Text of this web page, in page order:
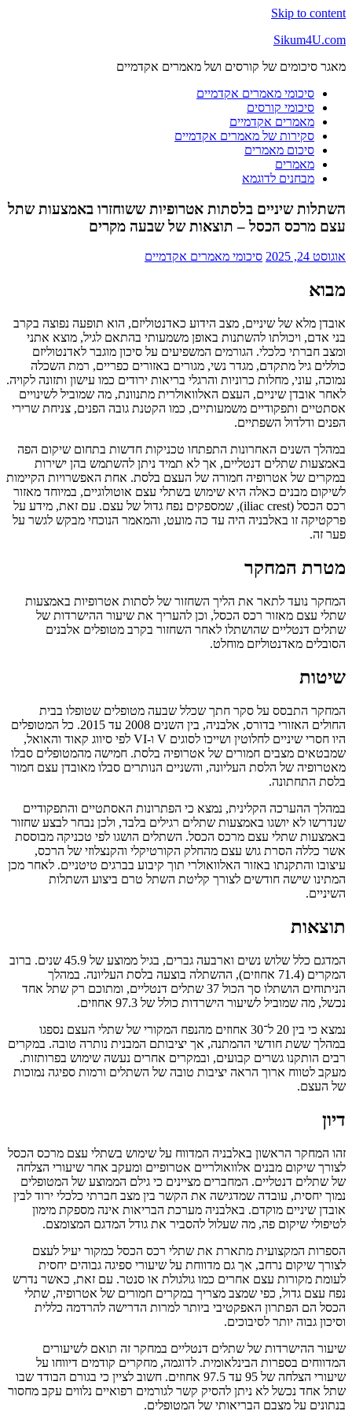
Skip to content
Sikum4U.com
מאגר סיכומים של קורסים ושל מאמרים אקדמיים
סיכומי מאמרים אקדמיים
סיכומי קורסים
מאמרים אקדמיים
סקירות של מאמרים אקדמיים
סיכום מאמרים
מאמרים
מבחנים לדוגמא
השתלות שיניים בלסתות אטרופיות ששוחזרו באמצעות שתל
עצם מרכס הכסל – תוצאות של שבעה מקרים
אוגוסט 24, 2025 סיכומי מאמרים אקדמיים
מבוא
אובדן מלא של שיניים, מצב הידוע כאדנטוליזם, הוא תופעה נפוצה בקרב
בני אדם, ויכולתו להשתנות באופן משמעותי בהתאם לגיל, מוצא אתני
ומצב חברתי כלכלי. הגורמים המשפיעים על סיכון מוגבר לאדנטוליזם
כוללים גיל מתקדם, מגדר נשי, מגורים באזורים כפריים, רמת השכלה
נמוכה, עוני, מחלות כרוניות והרגלי בריאות ירודים כמו עישון ותזונה לקויה.
לאחר אובדן שיניים, העצם האלוואולרית מתנוונת, מה שמוביל לשינויים
אסתטיים ותפקודיים משמעותיים, כמו הקטנת גובה הפנים, צניחת שרירי
הפנים ודלדול השפתיים.
במהלך השנים האחרונות התפתחו טכניקות חדשות בתחום שיקום הפה
באמצעות שתלים דנטליים, אך לא תמיד ניתן להשתמש בהן ישירות
במקרים של אטרופיה חמורה של העצם בלסת. אחת האפשרויות הקיימות
לשיקום מבנים כאלה היא שימוש בשתלי עצם אוטולוגיים, במיוחד מאזור
רכס הכסל (iliac crest), שמספקים נפח גדול של עצם. עם זאת, מידע על
פרקטיקה זו באלבניה היה עד כה מועט, והמאמר הנוכחי מבקש לגשר על
פער זה.
מטרת המחקר
המחקר נועד לתאר את הליך השחזור של לסתות אטרופיות באמצעות
שתלי עצם מאזור רכס הכסל, וכן להעריך את שיעור ההישרדות של
שתלים דנטליים שהושתלו לאחר השחזור בקרב מטופלים אלבנים
הסובלים מאדנטוליזם מוחלט.
שיטות
המחקר התבסס על סקר חתך שכלל שבעה מטופלים שטופלו בבית
החולים האזורי בדורס, אלבניה, בין השנים 2008 עד 2015. כל המטופלים
היו חסרי שיניים לחלוטין ושייכו לסוגים V ו-VI לפי סיווג קאוד והאואל,
שמבטאים מצבים חמורים של אטרופיה בלסת. חמישה מהמטופלים סבלו
מאטרופיה של הלסת העליונה, והשניים הנותרים סבלו מאובדן עצם חמור
בלסת התחתונה.
במהלך ההערכה הקלינית, נמצא כי הפתרונות האסתטיים והתפקודיים
שנדרשו לא יושגו באמצעות שתלים רגילים בלבד, ולכן נבחר לבצע שחזור
באמצעות שתלי עצם מרכס הכסל. השתלים הושגו לפי טכניקה מבוססת
אשר כללה הסרת גוש עצם מהחלק הקורטיקלי והקנצלוזי של הרכס,
עיצובו והתקנתו באזור האלוואולרי תוך קיבוע בברגים טיטניים. לאחר מכן
המתינו שישה חודשים לצורך קליטת השתל טרם ביצוע השתלות
השיניים.
תוצאות
המדגם כלל שלוש נשים וארבעה גברים, בגיל ממוצע של 45.9 שנים. ברוב
המקרים (71.4 אחוזים), ההשתלה בוצעה בלסת העליונה. במהלך
הניתוחים הושתלו סך הכול 37 שתלים דנטליים, ומתוכם רק שתל אחד
נכשל, מה שמוביל לשיעור הישרדות כולל של 97.3 אחוזים.
נמצא כי בין 20 ל־30 אחוזים מהנפח המקורי של שתלי העצם נספגו
במהלך ששת חודשי ההמתנה, אך יציבותם המבנית נותרה טובה. במקרים
רבים הותקנו גשרים קבועים, ובמקרים אחרים נעשה שימוש בפרותזות.
מעקב לטווח ארוך הראה יציבות טובה של השתלים ורמות ספיגה נמוכות
של העצם.
דיון
זהו המחקר הראשון באלבניה המדווח על שימוש בשתלי עצם מרכס הכסל
לצורך שיקום מבנים אלוואולריים אטרופיים ומעקב אחר שיעורי הצלחה
של שתלים דנטליים. המחברים מציינים כי גילם הממוצע של המטופלים
נמוך יחסית, עובדה שמדגישה את הקשר בין מצב חברתי כלכלי ירוד לבין
אובדן שיניים מוקדם. באלבניה מערכת הבריאות אינה מספקת מימון
לטיפולי שיקום פה, מה שעלול להסביר את גודל המדגם המצומצם.
הספרות המקצועית מתארת את שתלי רכס הכסל כמקור יעיל לעצם
לצורך שיקום נרחב, אך גם מדווחת על שיעורי ספיגה גבוהים יחסית
לעומת מקורות עצם אחרים כמו גולגולת או סנטר. עם זאת, כאשר נדרש
נפח עצם גדול, כפי שמצב מצריך במקרים חמורים של אטרופיה, שתלי
הכסל הם הפתרון האפקטיבי ביותר למרות הדרישה להרדמה כללית
וסיכון גבוה יותר לסיבוכים.
שיעור ההישרדות של שתלים דנטליים במחקר זה תואם לשיעורים
המדווחים בספרות הבינלאומית. לדוגמה, מחקרים קודמים דיווחו על
שיעורי הצלחה של 95 עד 97.5 אחוזים. חשוב לציין כי בגורם הבודד שבו
שתל אחד נכשל לא ניתן להסיק קשר לגורמים רפואיים נלווים עקב מחסור
בנתונים על מצבם הבריאותי של המטופלים.